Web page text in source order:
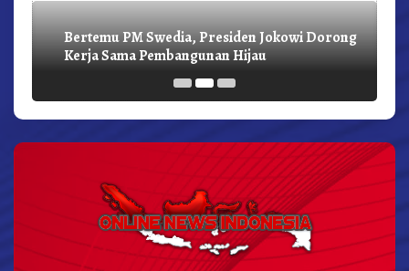
Bertemu PM Swedia, Presiden Jokowi Dorong
Kerja Sama Pembangunan Hijau